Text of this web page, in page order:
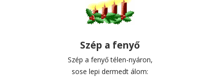
Szép a fenyő
Szép a fenyő télen-nyáron,
sose lepi dermedt álom: